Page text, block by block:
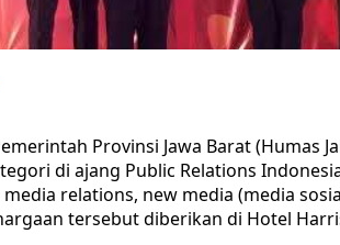
Provinsi Jawa Barat (Humas
di ajang Public Relations
relations, new media (media
tersebut diberikan di Hotel